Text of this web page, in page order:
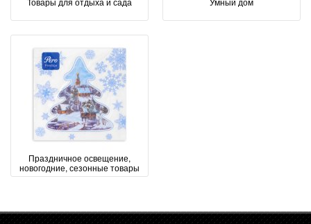
Праздничное освещение,
новогодние, сезонные товары